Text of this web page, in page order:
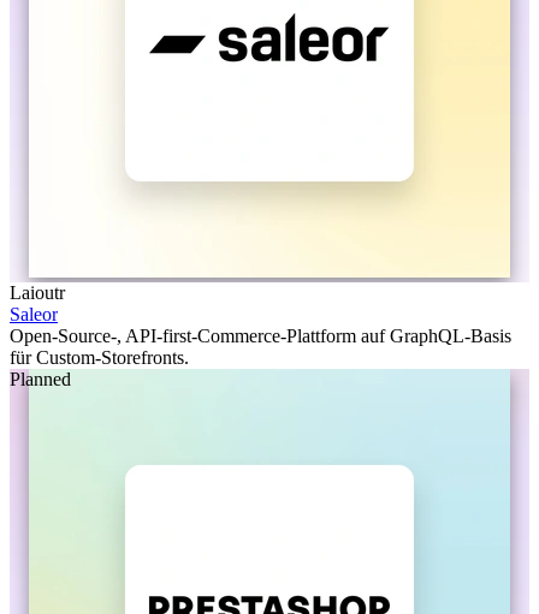
Laioutr
Saleor
Open-Source-, API-first-Commerce-Plattform auf GraphQL-Basis
für Custom-Storefronts.
Planned